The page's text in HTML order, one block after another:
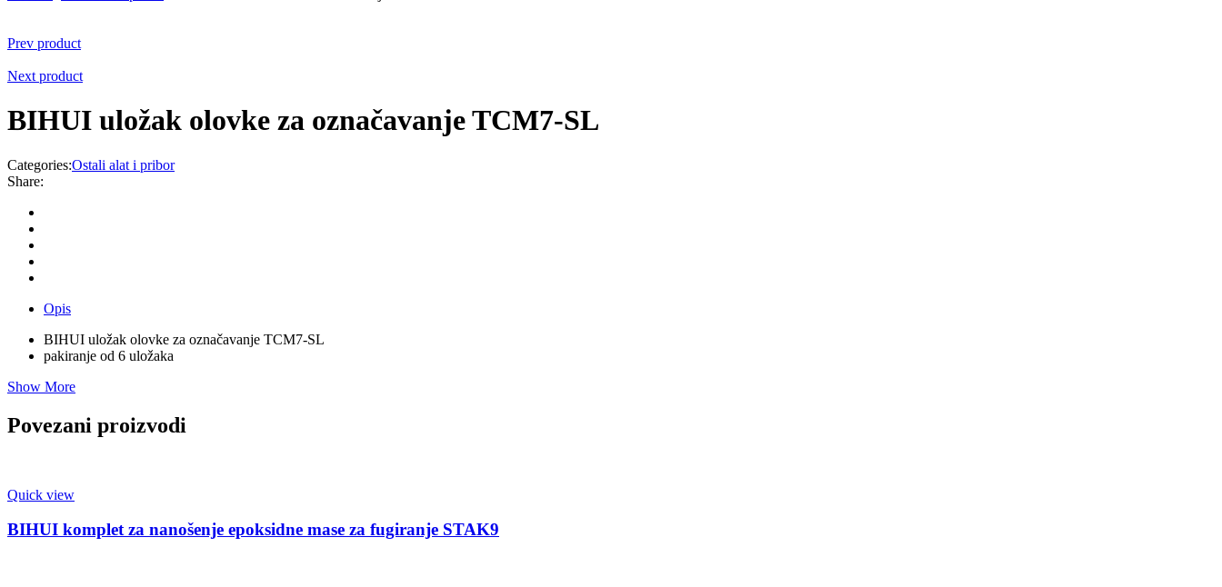
Prev product
Next product
BIHUI uložak olovke za označavanje TCM7-SL
Categories:Ostali alat i pribor
Share:
Opis
BIHUI uložak olovke za označavanje TCM7-SL
pakiranje od 6 uložaka
Show More
Povezani proizvodi
Quick view
BIHUI komplet za nanošenje epoksidne mase za fugiranje STAK9